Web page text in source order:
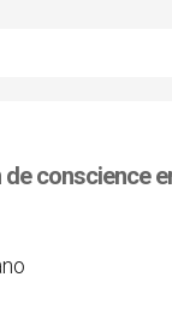
conscience